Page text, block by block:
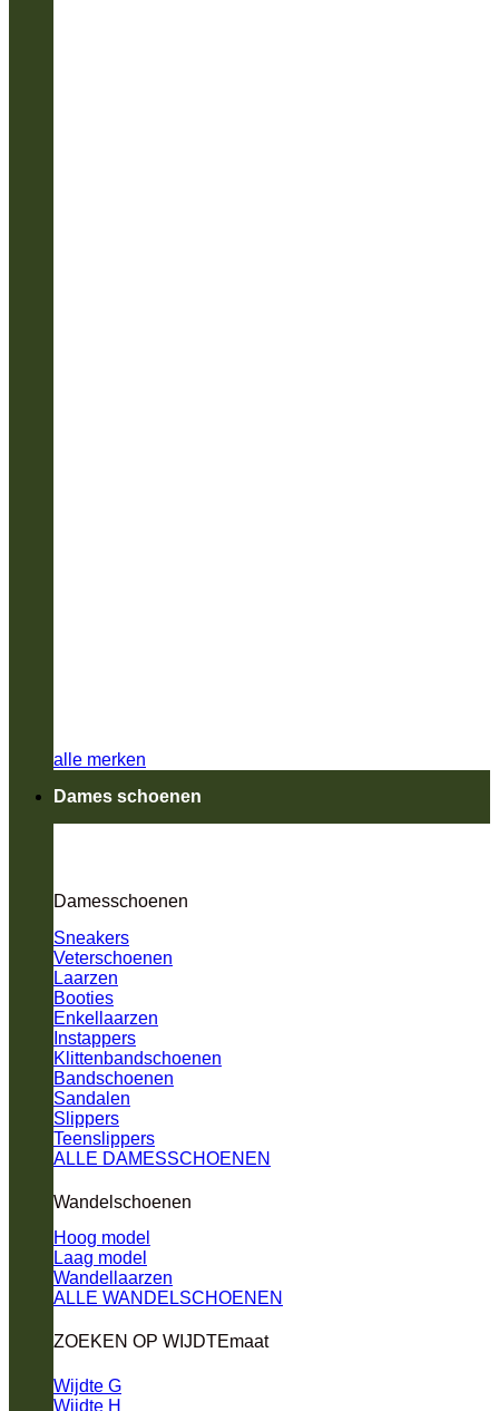
alle merken
Dames schoenen
Damesschoenen
Sneakers
Veterschoenen
Laarzen
Booties
Enkellaarzen
Instappers
Klittenbandschoenen
Bandschoenen
Sandalen
Slippers
Teenslippers
ALLE DAMESSCHOENEN
Wandelschoenen
Hoog model
Laag model
Wandellaarzen
ALLE WANDELSCHOENEN
ZOEKEN OP WIJDTEmaat
Wijdte G
Wijdte H